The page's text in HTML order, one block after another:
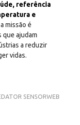
referência
e
missão é
ajudam
a reduzir
vidas.
SENSORWEB